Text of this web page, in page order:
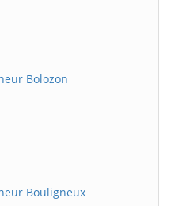
Bolozon
Bouligneux